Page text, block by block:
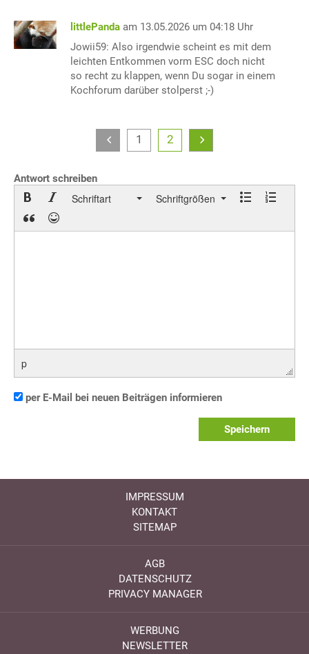
littlePanda am 13.05.2026 um 04:18 Uhr
Jowii59: Also irgendwie scheint es mit dem
leichten Entkommen vorm ESC doch nicht
so recht zu klappen, wenn Du sogar in einem
Kochforum darüber stolperst ;-)
1 2
Antwort schreiben
Schriftart Schriftgrößen
p
per E-Mail bei neuen Beiträgen informieren
Speichern
IMPRESSUM
KONTAKT
SITEMAP
AGB
DATENSCHUTZ
PRIVACY MANAGER
WERBUNG
NEWSLETTER